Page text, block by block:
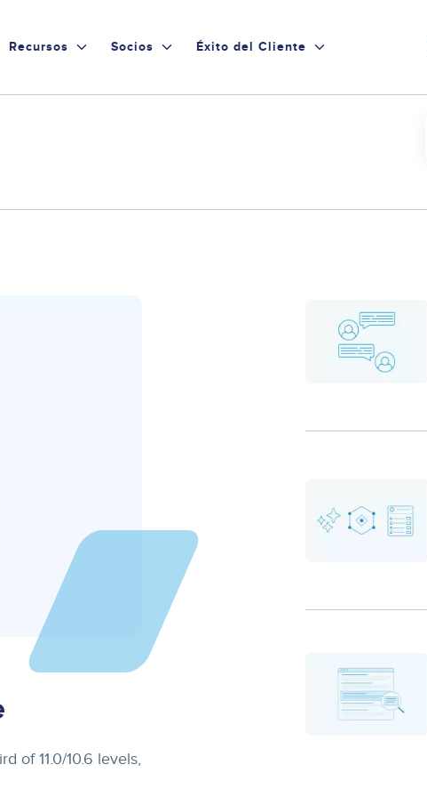
Recursos Socios Éxito del Cliente
of 11.0/10.6 levels,
Image
Image
Display
Image